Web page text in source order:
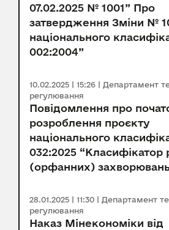
07.02.2025 № 1001” Про
затвердження Зміни №
національного
002:2004”
10.02.2025 | 15:26 | Департамент
регулювання
Повідомлення про
розроблення проєкту
національного
032:2025 “Класифікатор
(орфанних)
28.01.2025 | 11:30 | Департамент
регулювання
Наказ Мінекономіки від